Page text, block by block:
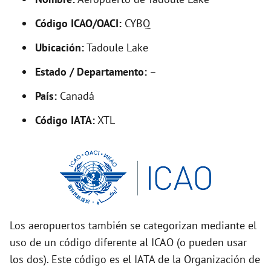
i
Código ICAO/OACI: CYBQ
Ubicación:Tadoule Lake
Estado / Departamento: –
País: Canadá
Código IATA:XTL
Los aeropuertos también se categorizan mediante el
uso de un código diferente al ICAO (o pueden usar
los dos). Este código es el IATA de la Organización de